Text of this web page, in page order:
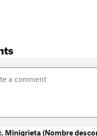
Minigrieta (Nombre